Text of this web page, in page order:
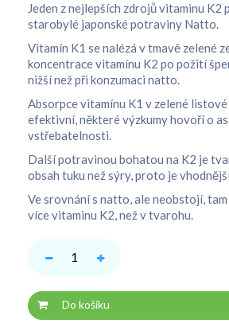
Jeden z nejlepších zdrojů vitaminu K2
starobylé japonské potraviny Natto.
Vitamín K1 se nalézá v tmavě zelené
koncentrace vitamínu K2 po požití
nižší než při konzumaci natto.
Absorpce vitamínu K1 v zelené
efektivní, některé výzkumy hovoří o
vstřebatelnosti.
Další potravinou bohatou na K2 je
obsah tuku než sýry, proto je
Ve srovnání s natto, ale neobstojí,
více vitaminu K2, než v tvarohu.
Do košíku